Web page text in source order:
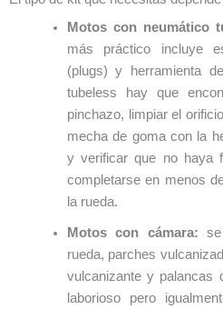
Motos con neumático
más práctico incluye
(plugs) y herramienta
tubeless hay que
pinchazo, limpiar el
mecha de goma con la
y verificar que no haya
completarse en menos
la rueda.
Motos con cámara:
rueda, parches
vulcanizante y palancas
laborioso pero